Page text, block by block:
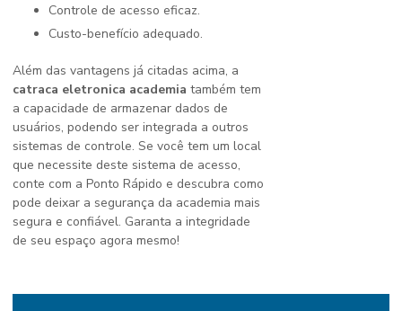
Controle de acesso eficaz.
Custo-benefício adequado.
Além das vantagens já citadas acima, a
catraca eletronica academia também tem
a capacidade de armazenar dados de
usuários, podendo ser integrada a outros
sistemas de controle. Se você tem um local
que necessite deste sistema de acesso,
conte com a Ponto Rápido e descubra como
pode deixar a segurança da academia mais
segura e confiável. Garanta a integridade
de seu espaço agora mesmo!